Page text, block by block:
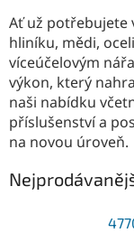
Ať už potřebujete
hliníku, mědi,
víceúčelovým
výkon, který
naši nabídku
příslušenství a
na novou úroveň.